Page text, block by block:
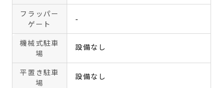
フラッパー
ゲート
-
機械式駐車
場
設備なし
平置き駐車
場
設備なし